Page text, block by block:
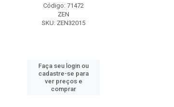
Código: 71472
ZEN
SKU: ZEN32015
Faça seu login ou
cadastre-se para
ver preços e
comprar